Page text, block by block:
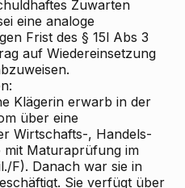
Zuwarten
eine analoge
Frist des § 15l Abs 3
auf Wiedereinsetzung
Klägerin erwarb in der
über eine
Wirtschafts-, Handels-
mit Maturaprüfung im
F). Danach war sie in
Sie verfügt über